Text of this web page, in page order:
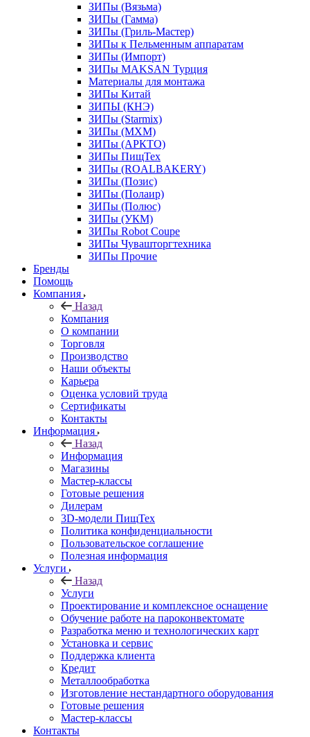
ЗИПы (Вязьма)
ЗИПы (Гамма)
ЗИПы (Гриль-Мастер)
ЗИПы к Пельменным аппаратам
ЗИПы (Импорт)
ЗИПы MAKSAN Турция
Материалы для монтажа
ЗИПы Китай
ЗИПЫ (КНЭ)
ЗИПы (Starmix)
ЗИПы (МХМ)
ЗИПы (АРКТО)
ЗИПы ПищТех
ЗИПы (ROALBAKERY)
ЗИПы (Позис)
ЗИПы (Полаир)
ЗИПы (Полюс)
ЗИПы (УКМ)
ЗИПы Robot Coupe
ЗИПы Чувашторгтехника
ЗИПы Прочие
Бренды
Помощь
Компания
Назад
Компания
О компании
Торговля
Производство
Наши объекты
Карьера
Оценка условий труда
Сертификаты
Контакты
Информация
Назад
Информация
Магазины
Мастер-классы
Готовые решения
Дилерам
3D-модели ПищТех
Политика конфиденциальности
Пользовательское соглашение
Полезная информация
Услуги
Назад
Услуги
Проектирование и комплексное оснащение
Обучение работе на пароконвектомате
Разработка меню и технологических карт
Установка и сервис
Поддержка клиента
Кредит
Металлообработка
Изготовление нестандартного оборудования
Готовые решения
Мастер-классы
Контакты